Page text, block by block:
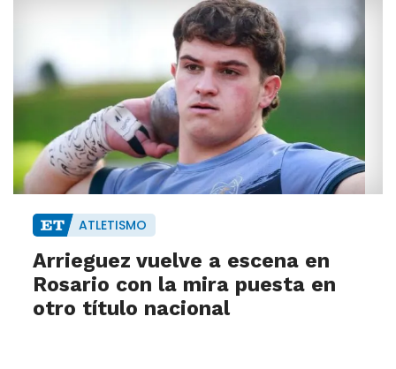
ATLETISMO
Arrieguez vuelve a escena en
Rosario con la mira puesta en
otro título nacional